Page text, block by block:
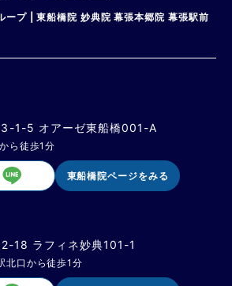
ープ | 東船橋院 妙典院 幕張本郷院 幕張駅前
3-1-5 オアーゼ東船橋001-A
ら徒歩1分
東船橋院ページをみる
18 ラフィネ妙典101-1
北口から徒歩1分